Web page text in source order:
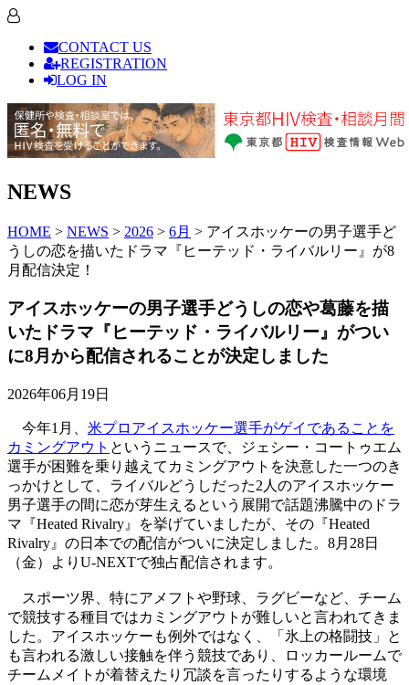
CONTACT US
REGISTRATION
LOG IN
NEWS
HOME > NEWS > 2026 > 6月 > アイスホッケーの男子選手ど
うしの恋を描いたドラマ『ヒーテッド・ライバルリー』が8
月配信決定！
アイスホッケーの男子選手どうしの恋や葛藤を描
いたドラマ『ヒーテッド・ライバルリー』がつい
に8月から配信されることが決定しました
2026年06月19日
今年1月、 米プロアイスホッケー選手がゲイであることを
カミングアウト というニュースで、ジェシー・コートゥエム
選手が困難を乗り越えてカミングアウトを決意した一つのき
っかけとして、ライバルどうしだった2人のアイスホッケー
男子選手の間に恋が芽生えるという展開で話題沸騰中のドラ
マ『Heated Rivalry』を挙げていましたが、その『Heated
Rivalry』の日本での配信がついに決定しました。8月28日
（金）よりU-NEXTで独占配信されます。
スポーツ界、特にアメフトや野球、ラグビーなど、チーム
で競技する種目ではカミングアウトが難しいと言われてきま
した。アイスホッケーも例外ではなく、「氷上の格闘技」と
も言われる激しい接触を伴う競技であり、ロッカールームで
チームメイトが着替えたり冗談を言ったりするような環境